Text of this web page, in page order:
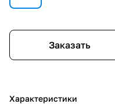
Заказать
Характеристики